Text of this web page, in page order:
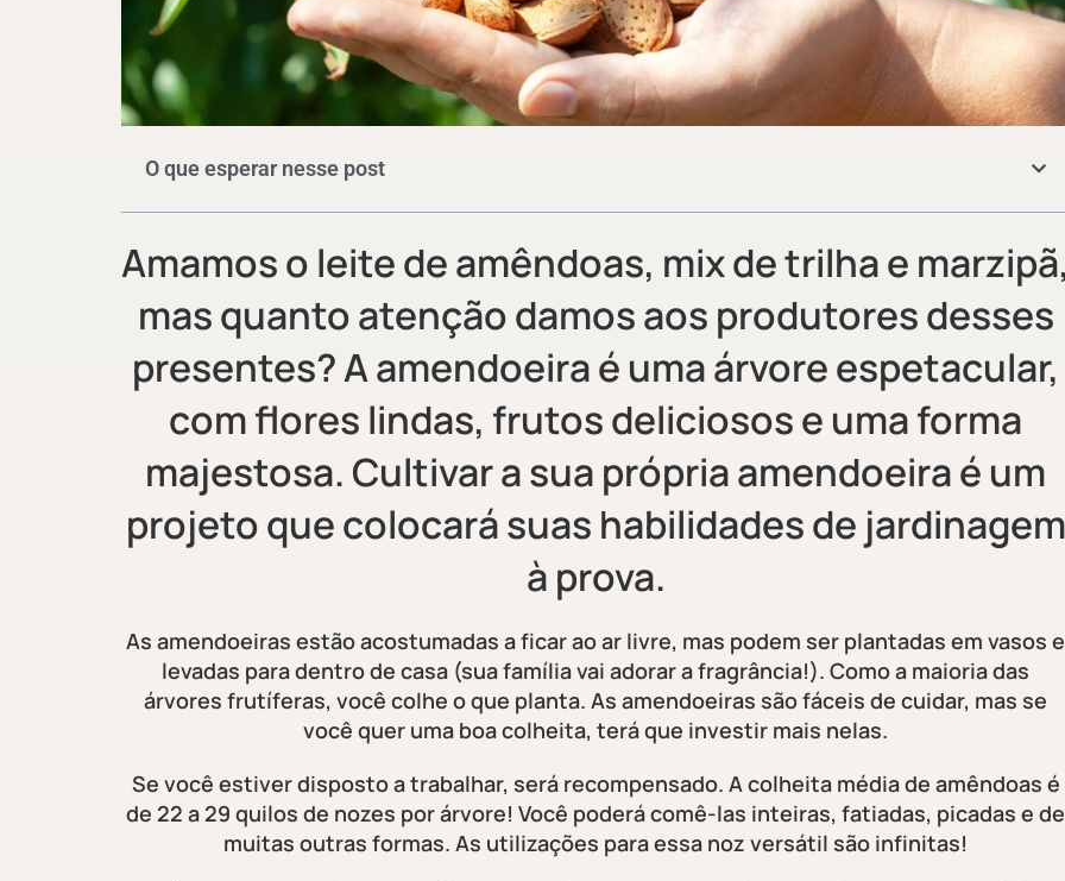
O que esperar nesse post
Amamos o leite de amêndoas, mix de trilha e
mas quanto atenção damos aos produtores desses
presentes? A amendoeira é uma árvore espetacular,
com flores lindas, frutos deliciosos e uma forma
majestosa. Cultivar a sua própria amendoeira é um
projeto que colocará suas habilidades de jardinagem
à prova.
As amendoeiras estão acostumadas a ficar ao ar livre, mas podem ser plantadas em vasos e
levadas para dentro de casa (sua família vai adorar a fragrância!). Como a maioria das
árvores frutíferas, você colhe o que planta. As amendoeiras são fáceis de cuidar, mas se
você quer uma boa colheita, terá que investir mais nelas.
Se você estiver disposto a trabalhar, será recompensado. A colheita média de amêndoas é
de 22 a 29 quilos de nozes por árvore! Você poderá comê-las inteiras, fatiadas, picadas e de
muitas outras formas. As utilizações para essa noz versátil são infinitas!